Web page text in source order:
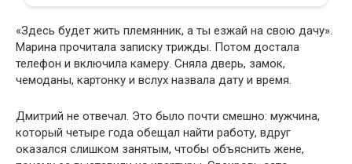
«Здесь будет жить племянник, а ты езжай на свою дачу».
Марина прочитала записку трижды. Потом достала
телефон и включила камеру. Сняла дверь, замок,
чемоданы, картонку и вслух назвала дату и время.
Дмитрий не отвечал. Это было почти смешно: мужчина,
который четыре года обещал найти работу, вдруг
оказался слишком занятым, чтобы объяснить жене,